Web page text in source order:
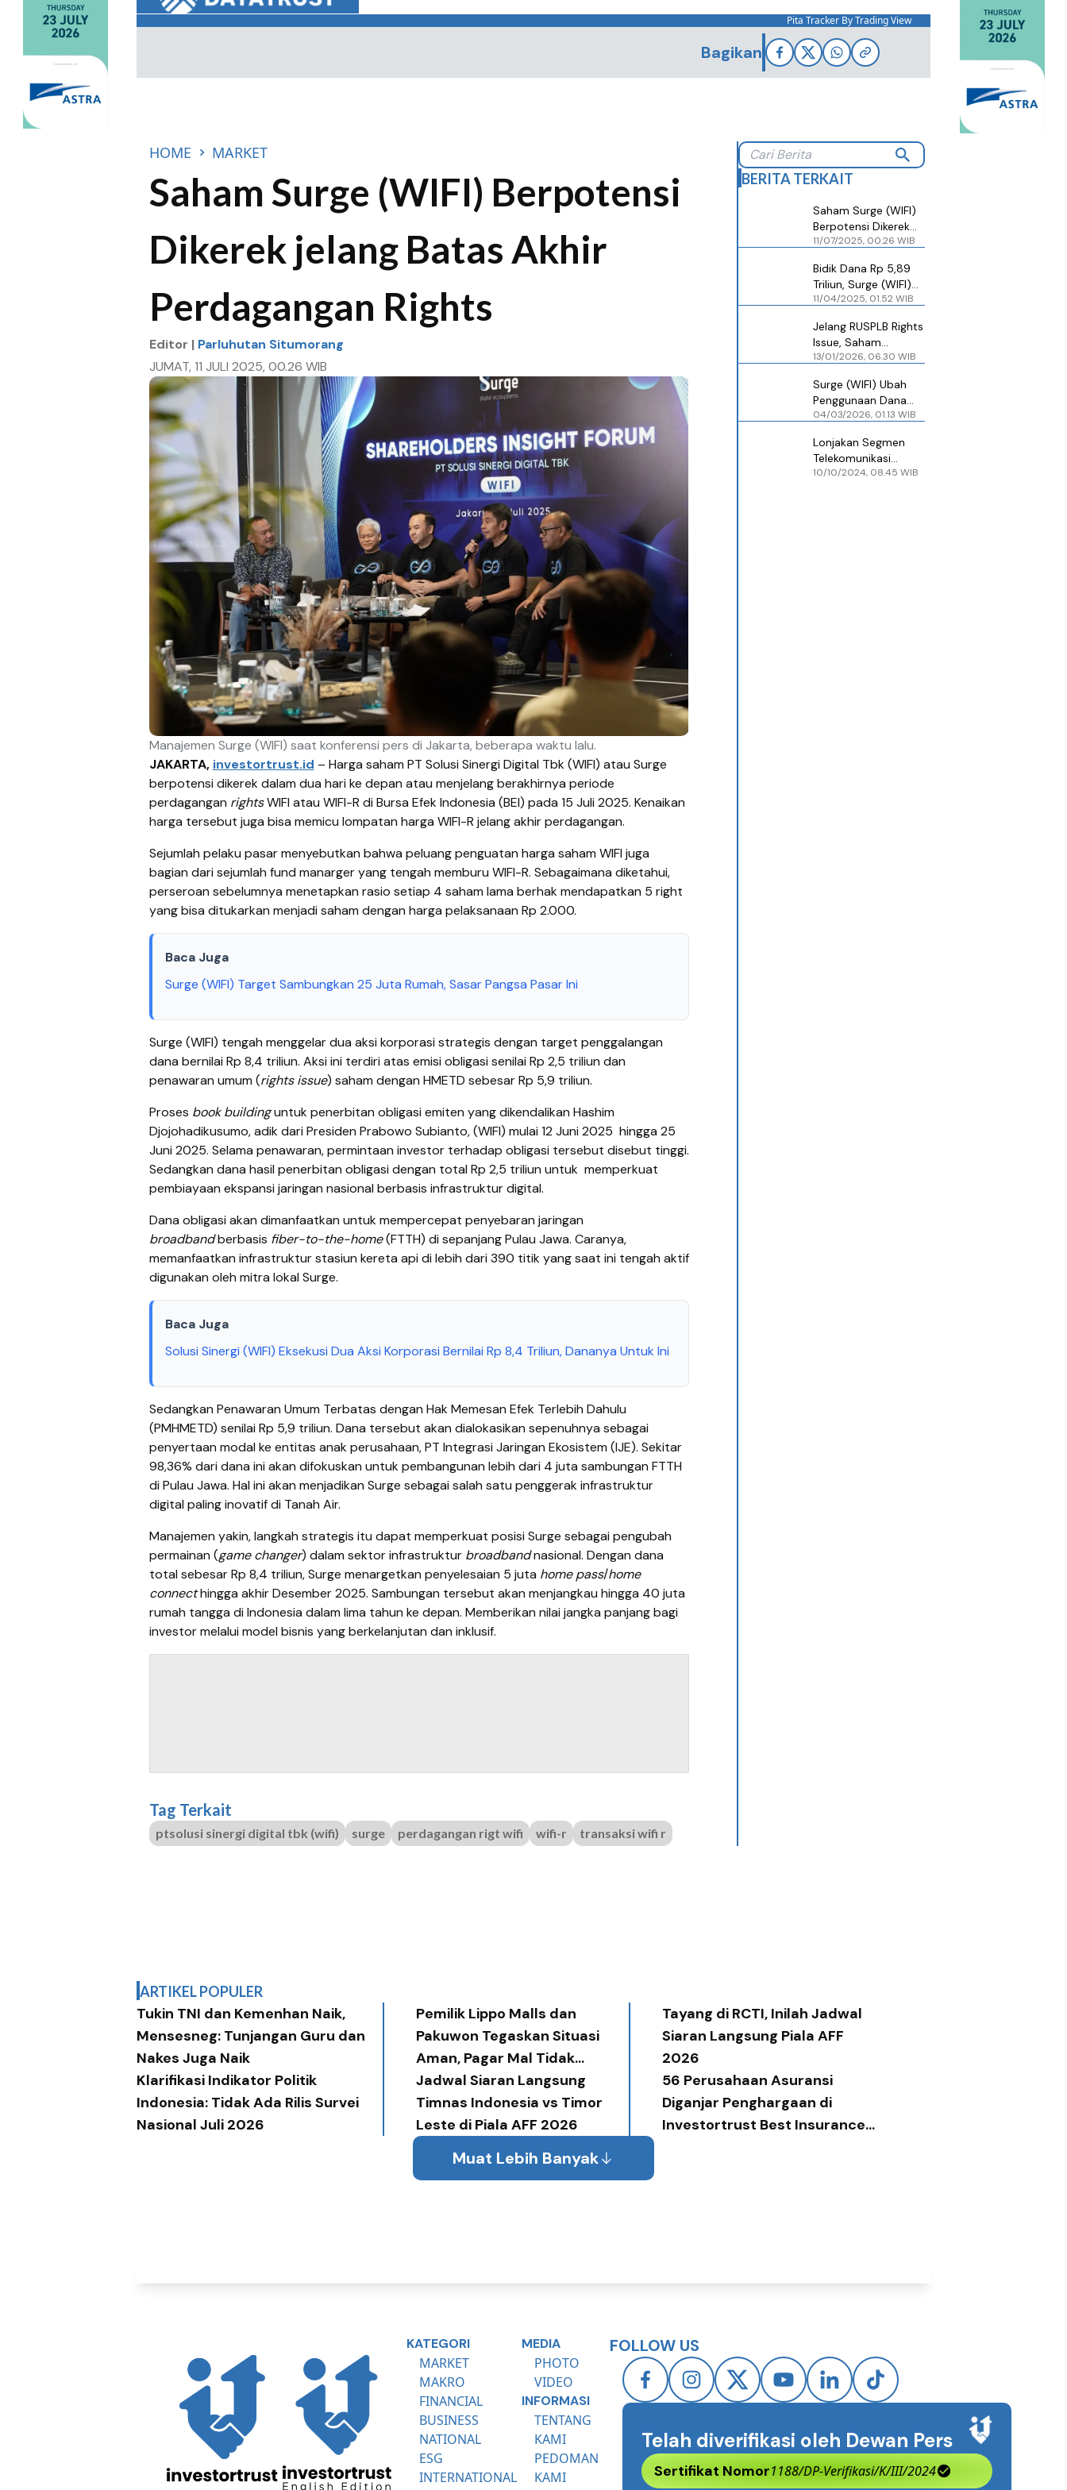
Pita Tracker By Trading View
Bagikan
HOME MARKET
Saham Surge (WIFI) Berpotensi
Dikerek jelang Batas Akhir
Perdagangan Rights
Editor | Parluhutan Situmorang
JUMAT, 11 JULI 2025, 00.26 WIB
Manajemen Surge (WIFI) saat konferensi pers di Jakarta, beberapa waktu lalu.
JAKARTA, investortrust.id – Harga saham PT Solusi Sinergi Digital Tbk (WIFI) atau Surge
berpotensi dikerek dalam dua hari ke depan atau menjelang berakhirnya periode
perdagangan rightsWIFI atau WIFI-R di Bursa Efek Indonesia (BEI) pada 15 Juli 2025. Kenaikan
harga tersebut juga bisa memicu lompatan harga WIFI-R jelang akhir perdagangan.
Sejumlah pelaku pasar menyebutkan bahwa peluang penguatan harga saham WIFI juga
bagian dari sejumlah fund manarger yang tengah memburu WIFI-R. Sebagaimana diketahui,
perseroan sebelumnya menetapkan rasio setiap 4 saham lama berhak mendapatkan 5 right
yang bisa ditukarkan menjadi saham dengan harga pelaksanaan Rp 2.000.
Baca Juga
Surge (WIFI) Target Sambungkan 25 Juta Rumah, Sasar Pangsa Pasar Ini
Surge (WIFI) tengah menggelar dua aksi korporasi strategis dengan target penggalangan
dana bernilai Rp 8,4 triliun. Aksi ini terdiri atas emisi obligasi senilai Rp 2,5 triliun dan
penawaran umum (rights issue) saham dengan HMETD sebesar Rp 5,9 triliun.
Proses book buildinguntuk penerbitan obligasi emiten yang dikendalikan Hashim
Djojohadikusumo, adik dari Presiden Prabowo Subianto, (WIFI) mulai 12 Juni 2025 hingga 25
Juni 2025. Selama penawaran, permintaan investor terhadap obligasi tersebut disebut tinggi.
Sedangkan dana hasil penerbitan obligasi dengan total Rp 2,5 triliun untuk memperkuat
pembiayaan ekspansi jaringan nasional berbasis infrastruktur digital.
Dana obligasi akan dimanfaatkan untuk mempercepat penyebaran jaringan
broadbandberbasis fiber-to-the-home(FTTH) di sepanjang Pulau Jawa. Caranya,
memanfaatkan infrastruktur stasiun kereta api di lebih dari 390 titik yang saat ini tengah aktif
digunakan oleh mitra lokal Surge.
Baca Juga
Solusi Sinergi (WIFI) Eksekusi Dua Aksi Korporasi Bernilai Rp 8,4 Triliun, Dananya Untuk Ini
Sedangkan Penawaran Umum Terbatas dengan Hak Memesan Efek Terlebih Dahulu
(PMHMETD) senilai Rp 5,9 triliun. Dana tersebut akan dialokasikan sepenuhnya sebagai
penyertaan modal ke entitas anak perusahaan, PT Integrasi Jaringan Ekosistem (IJE). Sekitar
98,36% dari dana ini akan difokuskan untuk pembangunan lebih dari 4 juta sambungan FTTH
di Pulau Jawa. Hal ini akan menjadikan Surge sebagai salah satu penggerak infrastruktur
digital paling inovatif di Tanah Air.
Manajemen yakin, langkah strategis itu dapat memperkuat posisi Surge sebagai pengubah
permainan (game changer) dalam sektor infrastrukturbroadbandnasional. Dengan dana
total sebesar Rp 8,4 triliun, Surge menargetkan penyelesaian 5 juta home pass/home
connecthingga akhir Desember 2025. Sambungan tersebut akan menjangkau hingga 40 juta
rumah tangga di Indonesia dalam lima tahun ke depan. Memberikan nilai jangka panjang bagi
investor melalui model bisnis yang berkelanjutan dan inklusif.
Tag Terkait
ptsolusi sinergi digital tbk (wifi) surge perdagangan rigt wifi wifi-r transaksi wifi r
BERITA TERKAIT
Saham Surge (WIFI)
Berpotensi Dikerek
jelang Batas Akhir
11/07/2025, 00.26 WIB
Bidik Dana Rp 5,89
Triliun, Surge (WIFI)
Rights Issue 55,56%
11/04/2025, 01.52 WIB
Jelang RUSPLB Rights
Issue, Saham
Multitrend (BABY)
ke Level Ini
13/01/2026, 06.30 WIB
Surge (WIFI) Ubah
Penggunaan Dana
Rights Issue Rp 5,89
Diungkap
04/03/2026, 01.13 WIB
Lonjakan Segmen
Telekomunikasi
Berpotensi Dorong
10/10/2024, 08.45 WIB
ARTIKEL POPULER
Tukin TNI dan Kemenhan Naik,
Mensesneg: Tunjangan Guru dan
Nakes Juga Naik
Pemilik Lippo Malls dan
Pakuwon Tegaskan Situasi
Aman, Pagar Mal Tidak
Diperlukan
Tayang di RCTI, Inilah Jadwal
Siaran Langsung Piala AFF
2026
Klarifikasi Indikator Politik
Indonesia: Tidak Ada Rilis Survei
Nasional Juli 2026
Jadwal Siaran Langsung
Timnas Indonesia vs Timor
Leste di Piala AFF 2026
56 Perusahaan Asuransi
Diganjar Penghargaan di
Investortrust Best Insurance
Muat Lebih Banyak
KATEGORI
MARKET
MAKRO
FINANCIAL
BUSINESS
NATIONAL
ESG
INTERNATIONAL
MEDIA
PHOTO
VIDEO
INFORMASI
TENTANG
KAMI
PEDOMAN
KAMI
FOLLOW US
Telah diverifikasi oleh Dewan Pers
Sertifikat Nomor1188/DP-Verifikasi/K/III/2024